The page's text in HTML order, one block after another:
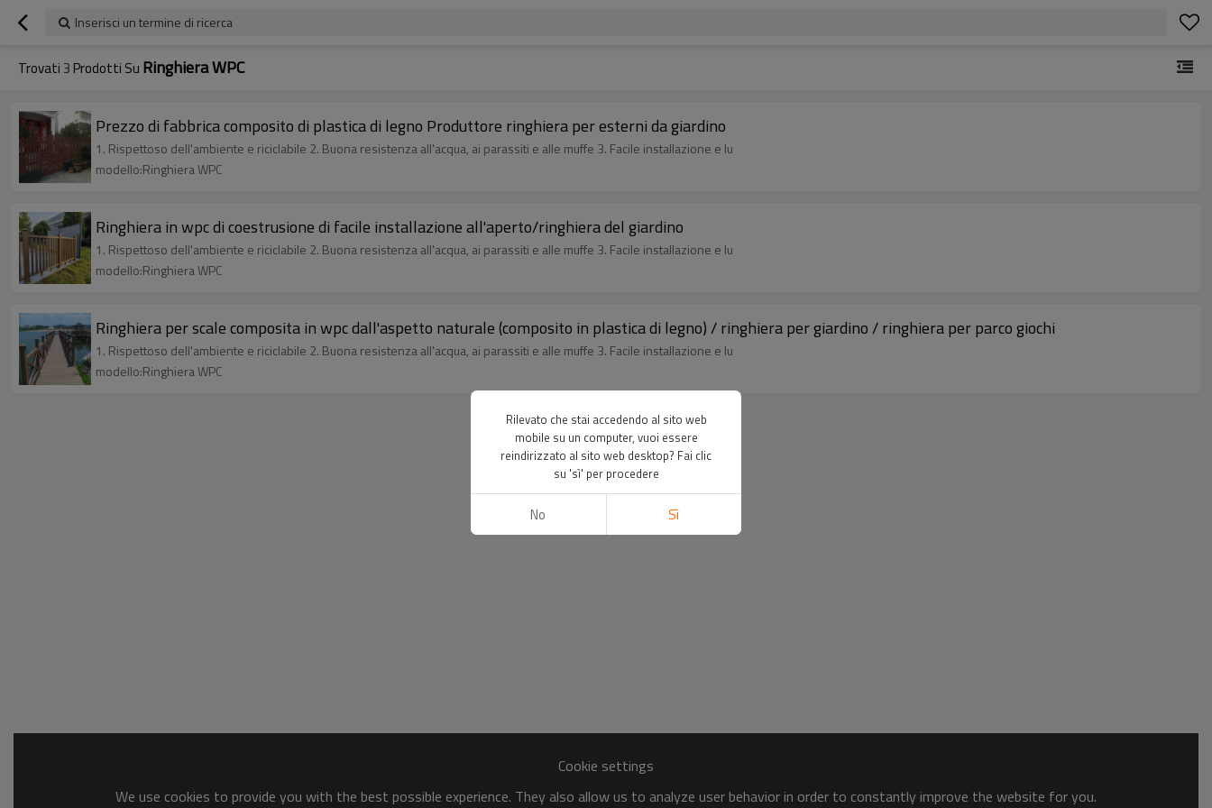
Inserisci un termine di ricerca
Trovati3 Prodotti Su Ringhiera WPC
Prezzo di fabbrica composito di plastica di legno Produttore ringhiera per esterni da giardino
1. Rispettoso dell'ambiente e riciclabile 2. Buona resistenza all'acqua, ai parassiti e alle muffe 3. Facile installazione e lu
modello:Ringhiera WPC
Ringhiera in wpc di coestrusione di facile installazione all'aperto/ringhiera del giardino
1. Rispettoso dell'ambiente e riciclabile 2. Buona resistenza all'acqua, ai parassiti e alle muffe 3. Facile installazione e lu
modello:Ringhiera WPC
Ringhiera per scale composita in wpc dall'aspetto naturale (composito in plastica di legno) / ringhiera per giardino / ringhiera per parco giochi
1. Rispettoso dell'ambiente e riciclabile 2. Buona resistenza all'acqua, ai parassiti e alle muffe 3. Facile installazione e lu
modello:Ringhiera WPC
Cookie settings
We use cookies to provide you with the best possible experience. They also allow us to analyze user behavior in order to constantly improve the website for you.
Rilevato che stai accedendo al sito web
mobile su un computer, vuoi essere
reindirizzato al sito web desktop? Fai clic
su 'sì' per procedere
No Sì